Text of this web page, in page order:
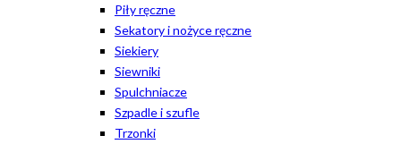
Piły ręczne
Sekatory i nożyce ręczne
Siekiery
Siewniki
Spulchniacze
Szpadle i szufle
Trzonki